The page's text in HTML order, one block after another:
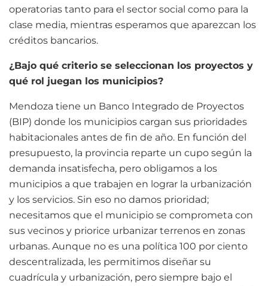
operatorias tanto para el sector social como para la
clase media, mientras esperamos que aparezcan los
créditos bancarios.
¿Bajo qué criterio se seleccionan los proyectos y
qué rol juegan los municipios?
Mendoza tiene un Banco Integrado de Proyectos
(BIP) donde los municipios cargan sus prioridades
habitacionales antes de fin de año. En función del
presupuesto, la provincia reparte un cupo según la
demanda insatisfecha, pero obligamos a los
municipios a que trabajen en lograr la urbanización
y los servicios. Sin eso no damos prioridad;
necesitamos que el municipio se comprometa con
sus vecinos y priorice urbanizar terrenos en zonas
urbanas. Aunque no es una política 100 por ciento
descentralizada, les permitimos diseñar su
cuadrícula y urbanización, pero siempre bajo el